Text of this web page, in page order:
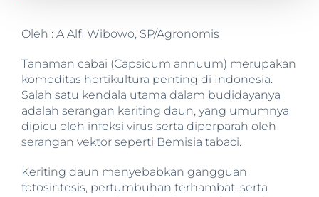
Oleh : A Alfi Wibowo, SP/Agronomis
Tanaman cabai (Capsicum annuum) merupakan
komoditas hortikultura penting di Indonesia.
Salah satu kendala utama dalam budidayanya
adalah serangan keriting daun, yang umumnya
dipicu oleh infeksi virus serta diperparah oleh
serangan vektor seperti Bemisia tabaci.
Keriting daun menyebabkan gangguan
fotosintesis, pertumbuhan terhambat, serta